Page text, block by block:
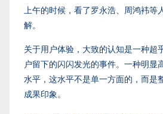
上午的时候，看了罗永浩、周鸿袆等
解。
关于用户体验，大致的认知是一种超
户留下的闪闪发光的事件。一种明显
水平，这水平不是单一方面的，而是
成果印象。